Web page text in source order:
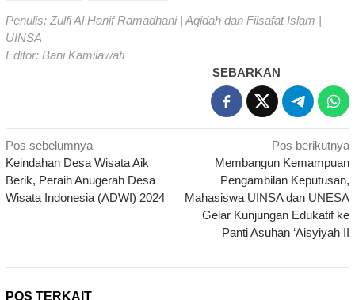
Penulis: Zulfi Al Hanif Ramadhani | Aqidah dan Filsafat Islam |
UINSA
Editor: Bani Kamilawati
SEBARKAN
Navigasi
pos
Pos sebelumnya
Keindahan Desa Wisata Aik
Berik, Peraih Anugerah Desa
Wisata Indonesia (ADWI) 2024
Pos berikutnya
Membangun Kemampuan
Pengambilan Keputusan,
Mahasiswa UINSA dan UNESA
Gelar Kunjungan Edukatif ke
Panti Asuhan ‘Aisyiyah II
POS TERKAIT